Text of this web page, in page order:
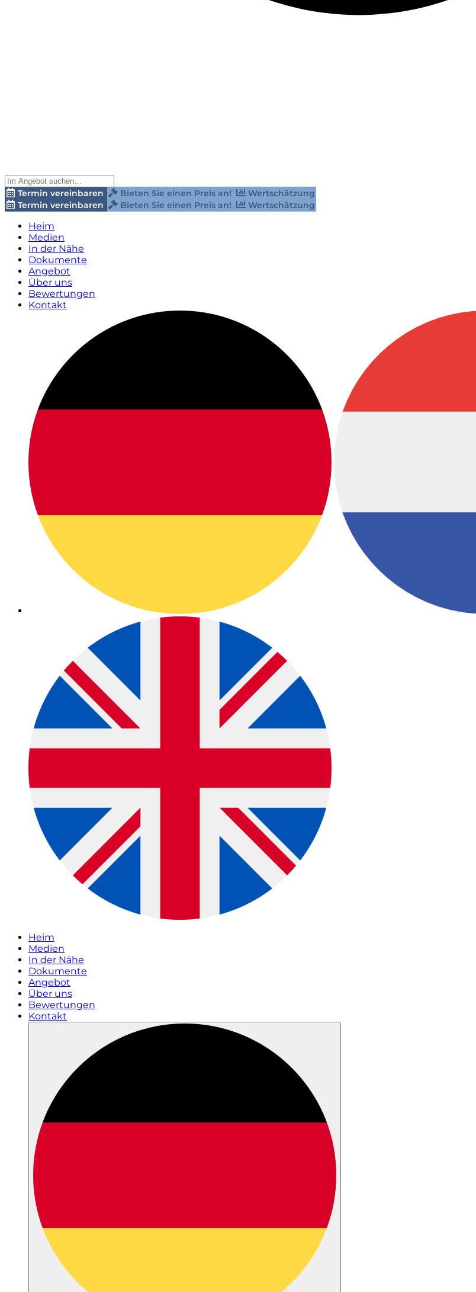
Termin vereinbaren Bieten Sie einen Preis an!
Wertschätzung
Termin vereinbaren
Bieten Sie einen Preis an! Wertschätzung
Heim
Medien
In der Nähe
Dokumente
Angebot
Über uns
Bewertungen
Kontakt
Heim
Medien
In der Nähe
Dokumente
Angebot
Über uns
Bewertungen
Kontakt